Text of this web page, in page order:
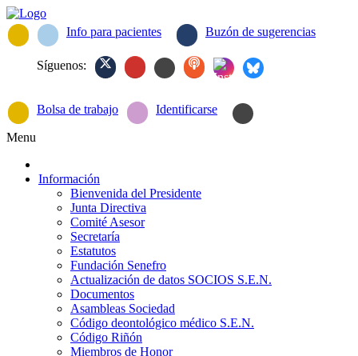
Info para pacientes Buzón de sugerencias
Síguenos:
Bolsa de trabajo Identificarse
Menu
Información
Bienvenida del Presidente
Junta Directiva
Comité Asesor
Secretaría
Estatutos
Fundación Senefro
Actualización de datos SOCIOS S.E.N.
Documentos
Asambleas Sociedad
Código deontológico médico S.E.N.
Código Riñón
Miembros de Honor